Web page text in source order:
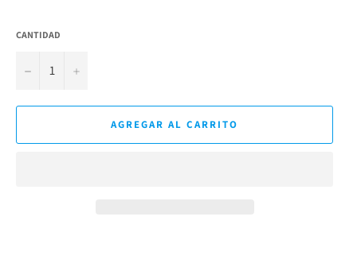
CANTIDAD
− +
AGREGAR AL CARRITO